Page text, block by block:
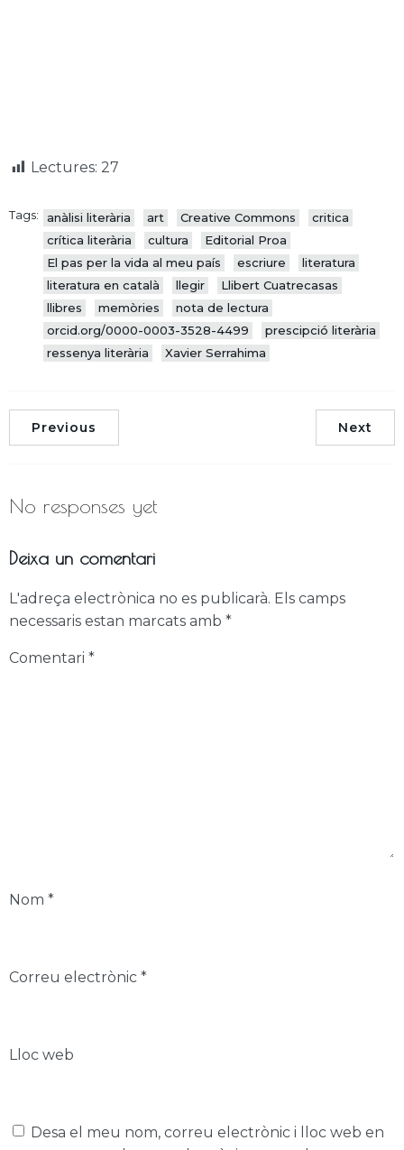
Lectures: 27
Tags: anàlisi literària art Creative Commons
critica
crítica literària
cultura
Editorial Proa
El pas per la vida al meu país
escriure
literatura
literatura en català
llegir
Llibert Cuatrecasas
llibres
memòries
nota de lectura
orcid.org/0000-0003-3528-4499
prescipció literària
ressenya literària
Xavier Serrahima
Previous Next
No responses yet
Deixa un comentari
L'adreça electrònica no es publicarà. Els camps
necessaris estan marcats amb *
Comentari *
Nom *
Correu electrònic *
Lloc web
Desa el meu nom, correu electrònic i lloc web en